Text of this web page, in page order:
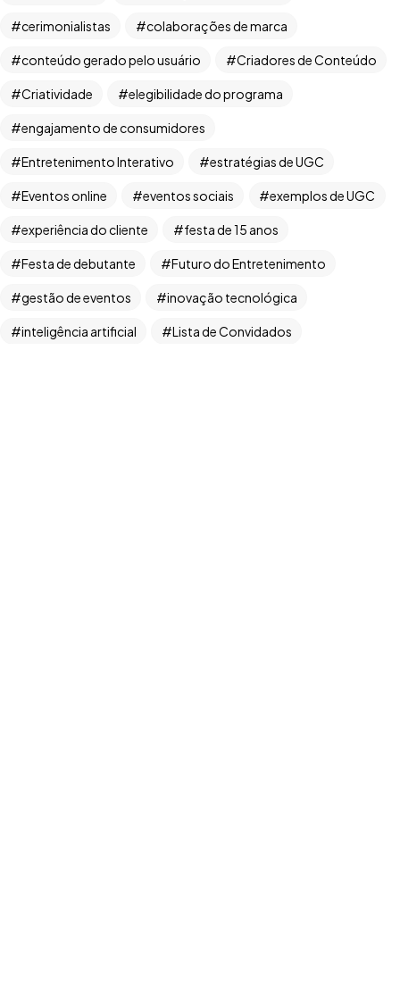
cerimonialistas colaborações de marca
conteúdo gerado pelo usuário Criadores de Conteúdo
Criatividade elegibilidade do programa
engajamento de consumidores
Entretenimento Interativo estratégias de UGC
Eventos online eventos sociais exemplos de UGC
experiência do cliente festa de 15 anos
Festa de debutante Futuro do Entretenimento
gestão de eventos inovação tecnológica
inteligência artificial Lista de Convidados
Tem uma IDEIA
EM MENTE?
Copyright ©2026. Todos Os Direitos Reservados